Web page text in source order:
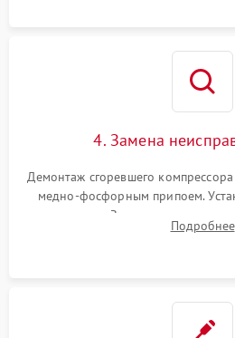
4. Замена
Демонтаж сгоревшего компрессора
медно-фосфорным припоем.
осушителя. Замена изношенных
сломанных заслонок илиПодробнее